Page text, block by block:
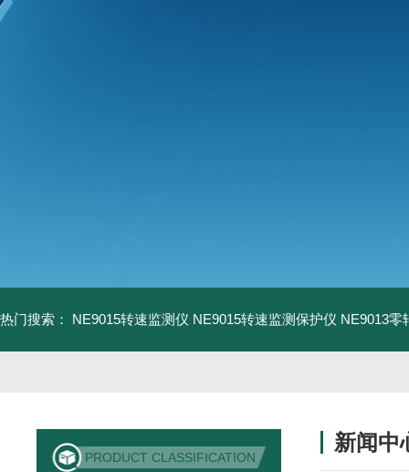
热门搜索： NE9015转速监测仪 NE9015转速监测保护仪 NE9013零
PRODUCT CLASSIFICATION
新闻中